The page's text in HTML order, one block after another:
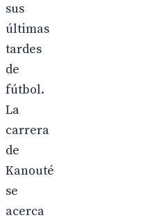
sus
últimas
tardes
de
fútbol.
La
carrera
de
Kanouté
se
acerca